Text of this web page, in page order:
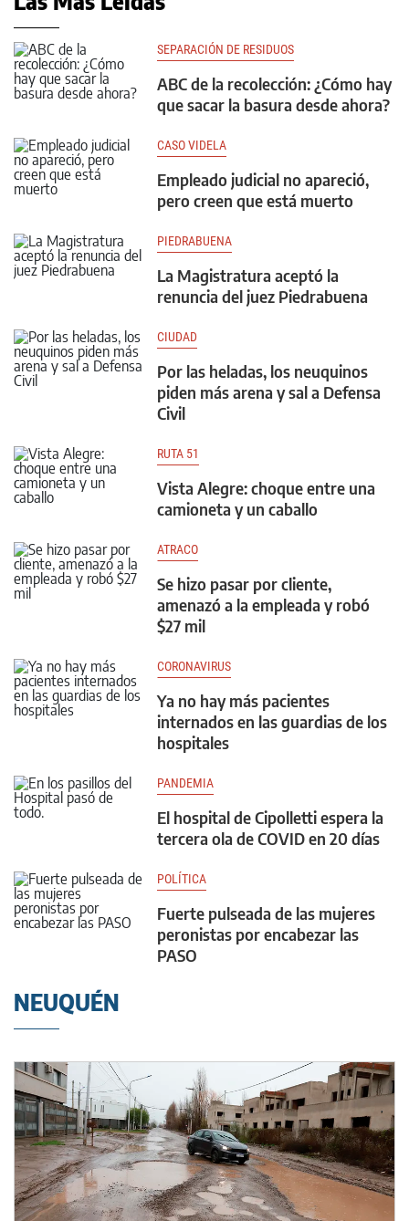
SEPARACIÓN DE RESIDUOS
ABC de la recolección: ¿Cómo hay
que sacar la basura desde ahora?
CASO VIDELA
Empleado judicial no apareció,
pero creen que está muerto
PIEDRABUENA
La Magistratura aceptó la
renuncia del juez Piedrabuena
CIUDAD
Por las heladas, los neuquinos
piden más arena y sal a Defensa
Civil
RUTA 51
Vista Alegre: choque entre una
camioneta y un caballo
ATRACO
Se hizo pasar por cliente,
amenazó a la empleada y robó
$27 mil
CORONAVIRUS
Ya no hay más pacientes
internados en las guardias de los
hospitales
PANDEMIA
El hospital de Cipolletti espera la
tercera ola de COVID en 20 días
POLÍTICA
Fuerte pulseada de las mujeres
peronistas por encabezar las
PASO
NEUQUÉN